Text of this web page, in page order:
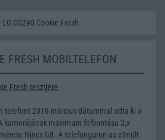
LG GS290 Cookie Fresh
FRESH MOBILTELEFON
Fresh tesztjére
telefont 2010 március dátummal adta ki a
kamerájának maximum felbontása 2,x
Nincs GB. A telefongurun az elmúlt